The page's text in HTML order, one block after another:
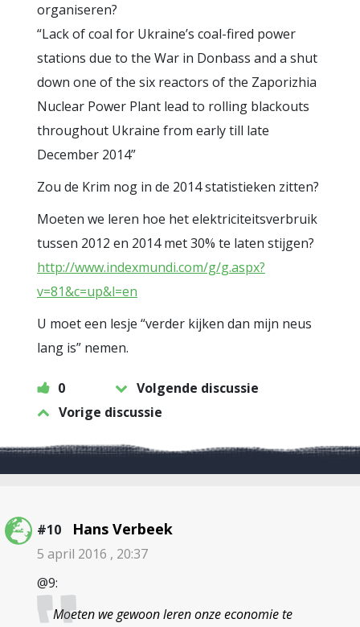
organiseren?
“Lack of coal for Ukraine’s coal-fired power
stations due to the War in Donbass and a shut
down one of the six reactors of the Zaporizhia
Nuclear Power Plant lead to rolling blackouts
throughout Ukraine from early till late
December 2014”
Zou de Krim nog in de 2014 statistieken zitten?
Moeten we leren hoe het elektriciteitsverbruik
tussen 2012 en 2014 met 30% te laten stijgen?
http://www.indexmundi.com/g/g.aspx?
v=81&c=up&l=en
U moet een lesje “verder kijken dan mijn neus
lang is” nemen.
0
Volgende discussie
Vorige discussie
#10 Hans Verbeek
5 april 2016 , 20:37
@9:
Moeten we gewoon leren onze economie te